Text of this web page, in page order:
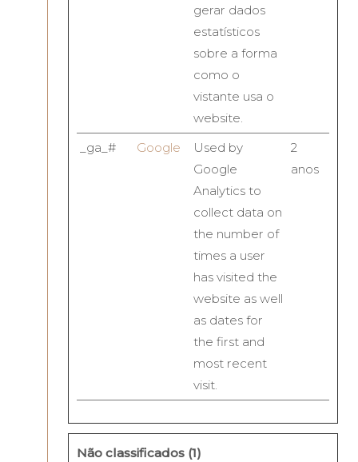
gerar dados
estatísticos
sobre a forma
como o
vistante usa o
website.
_ga_# Google
Used by
Google
Analytics to
collect data on
the number of
times a user
has visited the
website as well
as dates for
the first and
most recent
visit.
2
anos
Não classificados (1)